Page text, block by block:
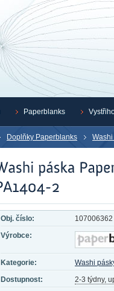
Doplňky Paperblanks
Obj. číslo:
107006362
Výrobce:
Kategorie:
Washi
Dostupnost:
2-3 týdny,
Paperblanks